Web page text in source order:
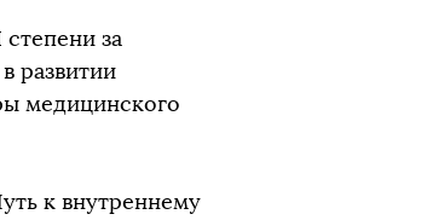
за
развитии
медицинского
к внутреннему